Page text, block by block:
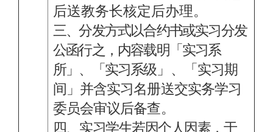
后送教务长核定后办理。
三、分发方式以合约书或实习分发
公函行之，内容载明「实习系
所」、「实习系级」、「实习期
间」并含实习名册送交实务学习
委员会审议后备查。
四、实习学生若因个人因素，于